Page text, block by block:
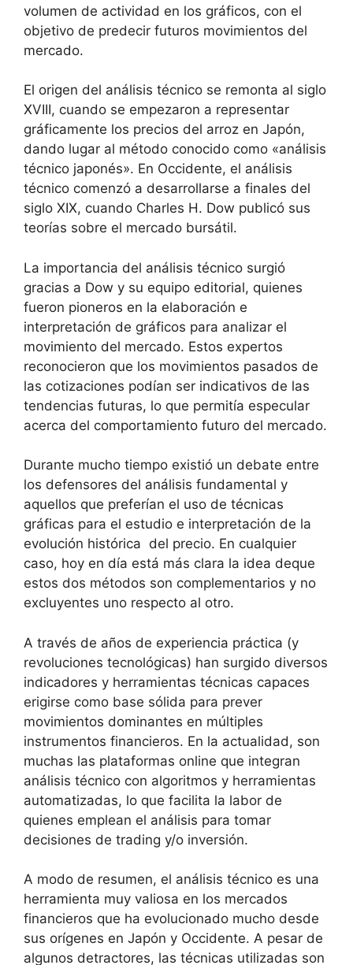
volumen de actividad en los gráficos, con el
objetivo de predecir futuros movimientos del
mercado.
El origen del análisis técnico se remonta al siglo
XVIII, cuando se empezaron a representar
gráficamente los precios del arroz en Japón,
dando lugar al método conocido como «análisis
técnico japonés». En Occidente, el análisis
técnico comenzó a desarrollarse a finales del
siglo XIX, cuando Charles H. Dow publicó sus
teorías sobre el mercado bursátil.
La importancia del análisis técnico surgió
gracias a Dow y su equipo editorial, quienes
fueron pioneros en la elaboración e
interpretación de gráficos para analizar el
movimiento del mercado. Estos expertos
reconocieron que los movimientos pasados ​de
las cotizaciones podían ser indicativos de las
tendencias futuras, lo que permitía especular
acerca del comportamiento futuro del mercado.
Durante mucho tiempo existió un debate entre
los defensores del análisis fundamental y
aquellos que preferían el uso de técnicas
gráficas para el estudio e interpretación de la
evolución histórica del precio. En cualquier
caso, hoy en día está más clara la idea deque
estos dos métodos son complementarios y no
excluyentes uno respecto al otro.
A través de años de experiencia práctica (y
revoluciones tecnológicas) han surgido diversos
indicadores y herramientas técnicas capaces
erigirse como base sólida para prever
movimientos dominantes en múltiples
instrumentos financieros. En la actualidad, son
muchas las plataformas online que integran
análisis técnico con algoritmos y herramientas
automatizadas, lo que facilita la labor de
quienes emplean el análisis para tomar
decisiones de trading y/o inversión.
A modo de resumen, el análisis técnico es una
herramienta muy valiosa en los mercados
financieros que ha evolucionado mucho desde
sus orígenes en Japón y Occidente. A pesar de
algunos detractores, las técnicas utilizadas son